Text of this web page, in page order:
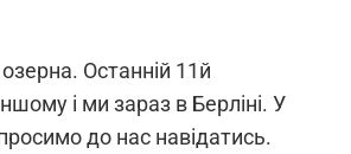
Останній 11й
і ми зараз в Берліні. У
до нас навідатись.